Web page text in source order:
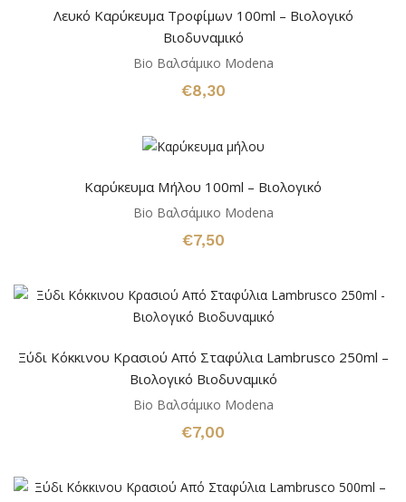
Λευκό Καρύκευμα Τροφίμων 100ml – Βιολογικό
Βιοδυναμικό
Bio Βαλσάμικο Modena
€8,30
Καρύκευμα Μήλου 100ml – Βιολογικό
Bio Βαλσάμικο Modena
€7,50
Ξύδι Κόκκινου Κρασιού Από Σταφύλια Lambrusco 250ml –
Βιολογικό Βιοδυναμικό
Bio Βαλσάμικο Modena
€7,00